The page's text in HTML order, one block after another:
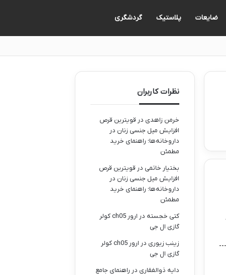
ضایعات پلاستیک گردشگری
نظرات کاربران
خرمن زاهدی در قویترین قرص
افزایش میل جنسی زنان در
داروخانه‌ها؛ راهنمای خرید
مطمئن
بختیار خاتمی در قویترین قرص
افزایش میل جنسی زنان در
داروخانه‌ها؛ راهنمای خرید
مطمئن
کتی خجسته در
ارور ch05 کولر
گازی ال جی
زینب زیوری در
ارور ch05 کولر
گازی ال جی
دایه ذوالفقاری در راهنمای جامع